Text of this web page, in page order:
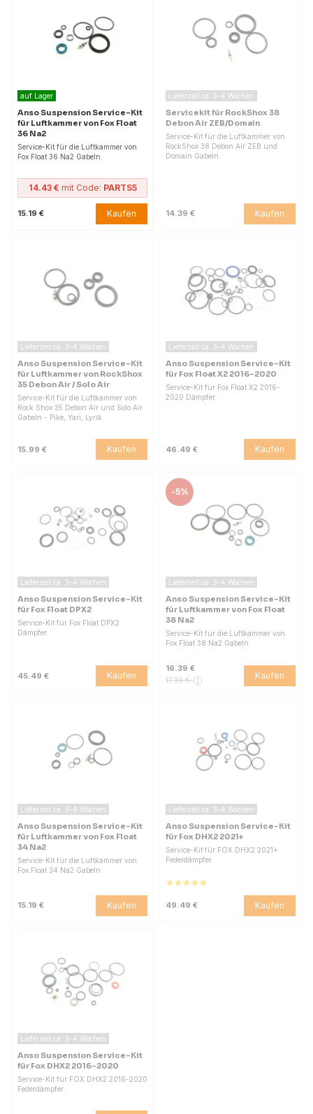
auf Lager
Anso Suspension Service-Kit
für Luftkammer von Fox Float
36 Na2
Service-Kit für die Luftkammer von
Fox Float 36 Na2 Gabeln.
14.43 € mit Code: PARTS5
15.19 € Kaufen
Lieferzeit ca. 3–4 Wochen
Servicekit für RockShox 38
Debon Air ZEB/Domain
Service-Kit für die Luftkammer von
RockShox 38 Debon Air ZEB und
Domain Gabeln.
14.39 € Kaufen
Lieferzeit ca. 3–4 Wochen
Anso Suspension Service-Kit
für Luftkammer von RockShox
35 Debon Air / Solo Air
Service-Kit für die Luftkammer von
Rock Shox 35 Debon Air und Solo Air
Gabeln - Pike, Yari, Lyrik.
15.99 € Kaufen
Lieferzeit ca. 3–4 Wochen
Anso Suspension Service-Kit
für Fox Float X2 2016-2020
Service-Kit für Fox Float X2 2016-
2020 Dämpfer.
46.49 € Kaufen
Lieferzeit ca. 3–4 Wochen
Anso Suspension Service-Kit
für Fox Float DPX2
Service-Kit für Fox Float DPX2
Dämpfer.
45.49 € Kaufen
-5%
Lieferzeit ca. 3–4 Wochen
Anso Suspension Service-Kit
für Luftkammer von Fox Float
38 Na2
Service-Kit für die Luftkammer von
Fox Float 38 Na2 Gabeln.
16.39 €
17.39 € Kaufen
Lieferzeit ca. 3–4 Wochen
Anso Suspension Service-Kit
für Luftkammer von Fox Float
34 Na2
Service-Kit für die Luftkammer von
Fox Float 34 Na2 Gabeln.
15.19 € Kaufen
Lieferzeit ca. 3–4 Wochen
Anso Suspension Service-Kit
für Fox DHX2 2021+
Service-Kit für FOX DHX2 2021+
Federdämpfer.
49.49 € Kaufen
Lieferzeit ca. 3–4 Wochen
Anso Suspension Service-Kit
für Fox DHX2 2016-2020
Service-Kit für FOX DHX2 2016-2020
Federdämpfer.